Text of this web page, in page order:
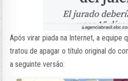
Após virar piada na Internet, a equipe
tratou de apagar o título original do
a seguinte versão: